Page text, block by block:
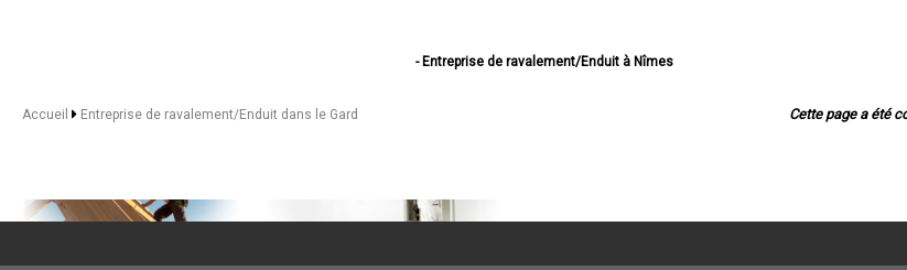
- Entreprise de ravalement/Enduit à Nîmes
- Entreprise de ravalement/Enduit à Pont-Saint-Esprit
- Entreprise de ravalement/Enduit à Marguerittes
Cette page a été
Accueil Entreprise de ravalement/Enduit dans le Gard